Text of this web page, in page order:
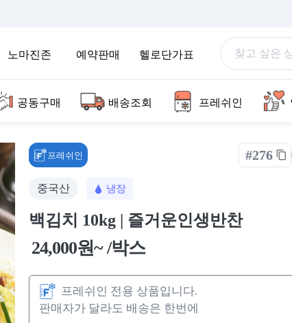
노마진존 예약판매 헬로단가표
공동구매 배송조회 프레쉬인
프레쉬인 #276
중국산 냉장
백김치 10kg | 즐거운인생반찬
24,000원~ /박스
프레쉬인 전용 상품입니다.
판매자가 달라도 배송은 한번에